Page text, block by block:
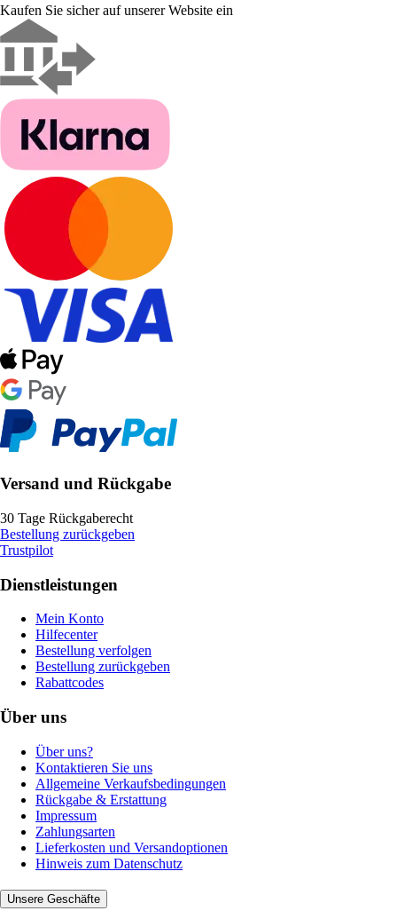
Kaufen Sie sicher auf unserer Website ein
Versand und Rückgabe
30 Tage Rückgaberecht
Bestellung zurückgeben
Trustpilot
Dienstleistungen
Mein Konto
Hilfecenter
Bestellung verfolgen
Bestellung zurückgeben
Rabattcodes
Über uns
Über uns?
Kontaktieren Sie uns
Allgemeine Verkaufsbedingungen
Rückgabe & Erstattung
Impressum
Zahlungsarten
Lieferkosten und Versandoptionen
Hinweis zum Datenschutz
Unsere Geschäfte